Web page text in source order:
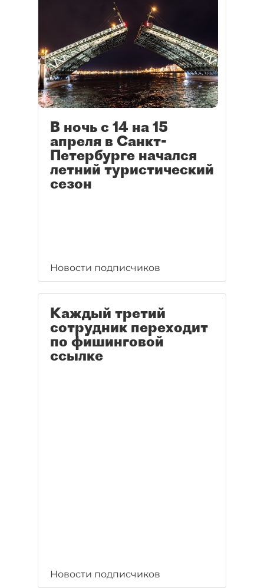
В ночь с 14 на 15
апреля в Санкт-
Петербурге начался
летний туристический
сезон
Новости подписчиков
Каждый третий
сотрудник переходит
по фишинговой
ссылке
Новости подписчиков